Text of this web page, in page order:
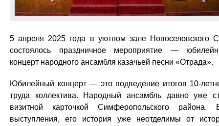
5 апреля 2025 года в уютном зале Новоселовского
состоялось праздничное мероприятие —
концерт народного ансамбля казачьей песни «Отрада».
Юбилейный концерт — это подведение итогов 10-
труда коллектива. Народный ансамбль давно уже
визитной карточкой Симферопольского района.
выступления, его история уже неотделимы от